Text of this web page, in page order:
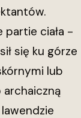
partie ciała -
się ku górze
lub